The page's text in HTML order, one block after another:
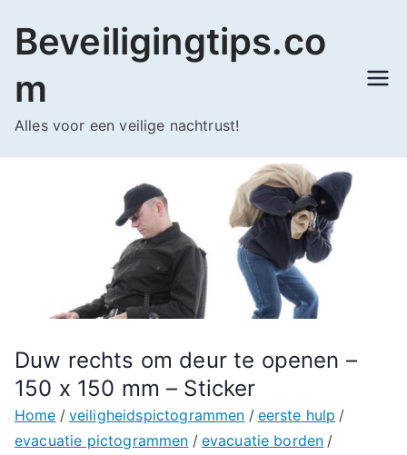
naar
inhoud
Beveiligingtips.co
m
Alles voor een veilige nachtrust!
Duw rechts om deur te openen –
150 x 150 mm – Sticker
Home veiligheidspictogrammen
eerste hulp
evacuatie pictogrammen
evacuatie borden